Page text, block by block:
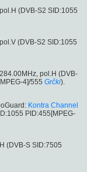
(DVB-S2 SID:1055
(DVB-S2 SID:1055
pol.H (DVB-
4]/555 Grčki).
Kontra Channel
PID:455[MPEG-
(DVB-S SID:7505